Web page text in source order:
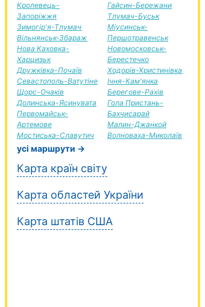
Кролевець-
Запоріжжя
Зимогір'я-Тлумач
Вільнянськ-Збараж
Нова Каховка-
Харцизьк
Дружківка-Почаїв
Севастополь-Ватутіне
Щорс-Очаків
Долинська-Ясинувата
Первомайськ-
Артемове
Мостиська-Славутич
Гайсин-Бережани
Тлумач-Буськ
Міусинськ-
Першотравенськ
Новомосковськ-
Берестечко
Ходорів-Христинівка
Ічня-Кам'янка
Берегове-Рахів
Гола Пристань-
Бахчисарай
Малин-Джанкой
Волноваха-Миколаїв
усі маршрути →
Карта країн світу
Карта областей України
Карта штатів США